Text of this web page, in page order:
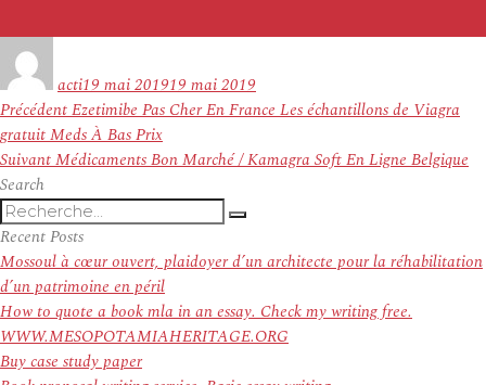
actile
19 mai 201919 mai 2019
Navigation
de
l’article
PrécédentArticle
précédent :
Ezetimibe Pas Cher En France Les échantillons de Viagra
gratuit Meds À Bas Prix
SuivantArticle
Médicaments Bon Marché / Kamagra Soft En Ligne Belgique
Search
Recherche
pour
:
Recherche
Recent Posts
Mossoul à cœur ouvert, plaidoyer d’un architecte pour la réhabilitation
d’un patrimoine en péril
How to quote a book mla in an essay. Check my writing free.
WWW.MESOPOTAMIAHERITAGE.ORG
Buy case study paper